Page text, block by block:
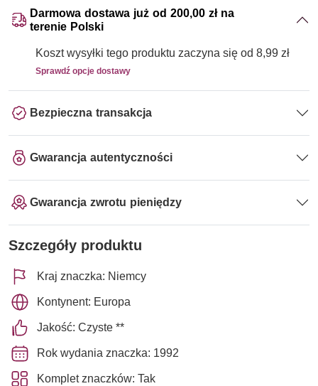
Darmowa dostawa już od 200,00 zł na
terenie Polski
Koszt wysyłki tego produktu zaczyna się od 8,99 zł
Sprawdź opcje dostawy
Bezpieczna transakcja
Gwarancja autentyczności
Gwarancja zwrotu pieniędzy
Szczegóły produktu
Kraj znaczka: Niemcy
Kontynent: Europa
Jakość: Czyste **
Rok wydania znaczka: 1992
Komplet znaczków: Tak